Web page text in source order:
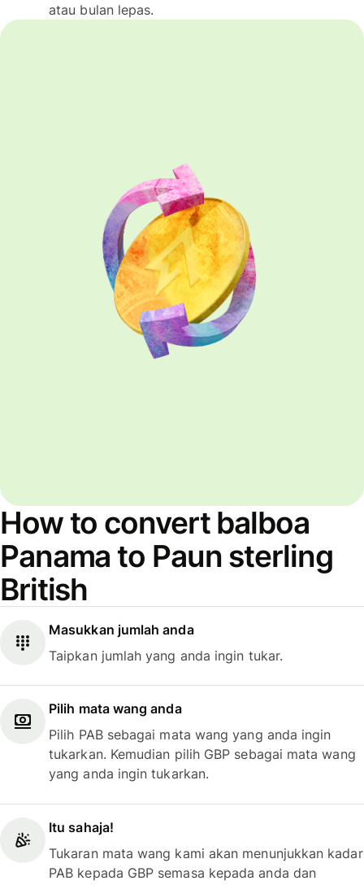
atau bulan lepas.
How to convert balboa
Panama to Paun sterling
British
Masukkan jumlah anda
Taipkan jumlah yang anda ingin tukar.
Pilih mata wang anda
Pilih PAB sebagai mata wang yang anda ingin
tukarkan. Kemudian pilih GBP sebagai mata wang
yang anda ingin tukarkan.
Itu sahaja!
Tukaran mata wang kami akan menunjukkan kadar
PAB kepada GBP semasa kepada anda dan